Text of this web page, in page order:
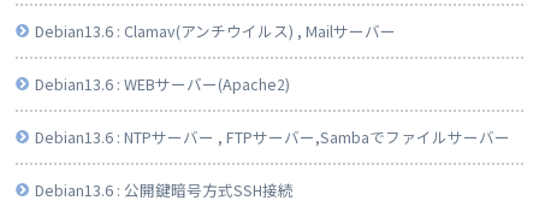
Debian13.6 : Clamav(アンチウイルス) , Mailサーバー
Debian13.6 : WEBサーバー(Apache2)
Debian13.6 : NTPサーバー , FTPサーバー,Sambaでファイルサーバー
Debian13.6 : 公開鍵暗号方式SSH接続